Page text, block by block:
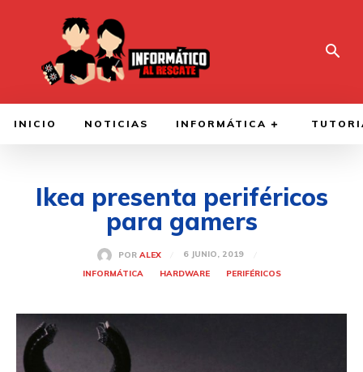
INICIO NOTICIAS INFORMÁTICA
Ikea presenta periféricos
para gamers
POR ALEX
6 JUNIO, 2019
INFORMÁTICA
HARDWARE PERIFÉRICOS